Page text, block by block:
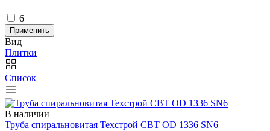
6
Применить
Вид
Плитки
Список
В наличии
Труба спиральновитая Техстрой СВТ OD 1336 SN6